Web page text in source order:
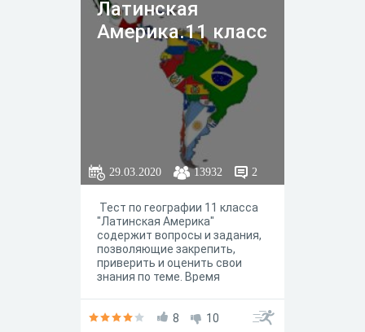
Латинская
Америка.11 класс
29.03.2020 13932 2
Тест по географии 11 класса
"Латинская Америка"
содержит вопросы и задания,
позволяющие закрепить,
приверить и оценить свои
знания по теме. Время
8
10